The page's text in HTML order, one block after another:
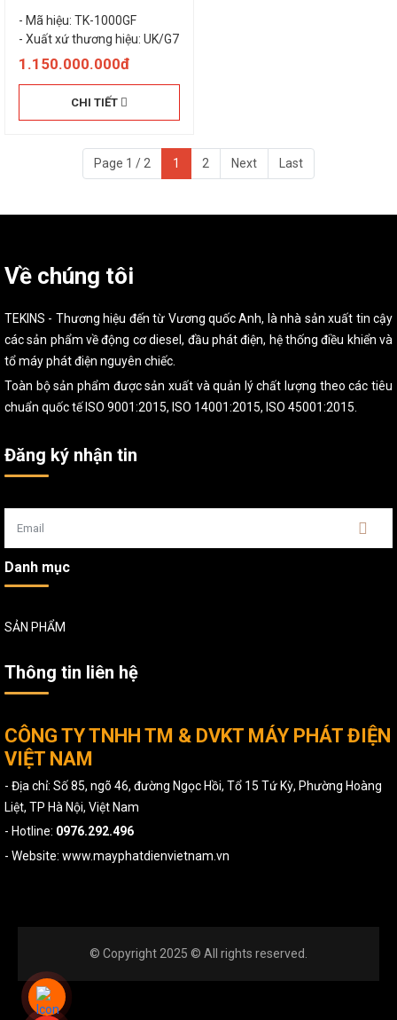
- Mã hiệu: TK-1000GF
- Xuất xứ thương hiệu: UK/G7
1.150.000.000đ
CHI TIẾT
Page 1 / 2 1 2 Next Last
Về chúng tôi
TEKINS - Thương hiệu đến từ Vương quốc Anh, là nhà sản xuất tin cậy
các sản phẩm về động cơ diesel, đầu phát điện, hệ thống điều khiển và
tổ máy phát điện nguyên chiếc.
Toàn bộ sản phẩm được sản xuất và quản lý chất lượng theo các tiêu
chuẩn quốc tế ISO 9001:2015, ISO 14001:2015, ISO 45001:2015.
Đăng ký nhận tin
Danh mục
SẢN PHẨM
Thông tin liên hệ
CÔNG TY TNHH TM & DVKT MÁY PHÁT ĐIỆN
VIỆT NAM
- Địa chỉ: Số 85, ngõ 46, đường Ngọc Hồi, Tổ 15 Tứ Kỳ, Phường Hoàng
Liệt, TP Hà Nội, Việt Nam
- Hotline: 0976.292.496
- Website: www.mayphatdienvietnam.vn
© Copyright 2025 © All rights reserved.